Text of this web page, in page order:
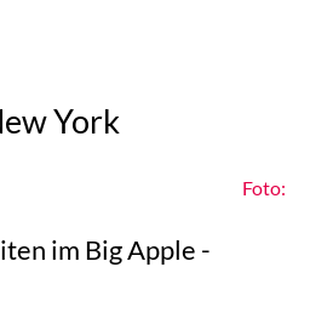
York
Foto:
im Big Apple -